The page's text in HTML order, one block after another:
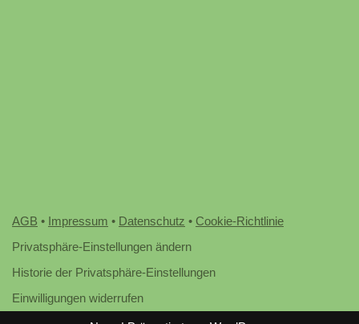
AGB • Impressum • Datenschutz • Cookie-Richtlinie
Privatsphäre-Einstellungen ändern
Historie der Privatsphäre-Einstellungen
Einwilligungen widerrufen